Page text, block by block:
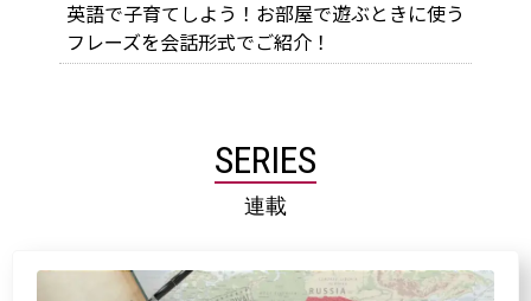
英語で子育てしよう！お部屋で遊ぶときに使う
フレーズを会話形式でご紹介！
SERIES
連載